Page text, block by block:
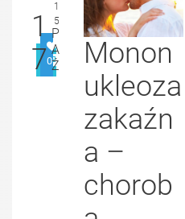
0
1
7
1
5
P
A
Ź
Monon
ukleoza
zakaźn
a –
chorob